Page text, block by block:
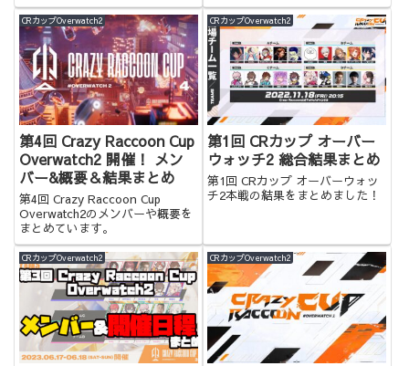
CRカップOverwatch2
第4回 Crazy Raccoon Cup
Overwatch2 開催！ メン
バー&概要＆結果まとめ
第4回 Crazy Raccoon Cup
Overwatch2のメンバーや概要を
まとめています。
CRカップOverwatch2
第1回 CRカップ オーバー
ウォッチ2 総合結果まとめ
第1回 CRカップ オーバーウォッ
チ2本戦の結果をまとめました！
CRカップOverwatch2 CRカップOverwatch2